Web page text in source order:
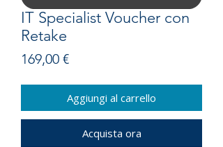
IT Specialist Voucher con
Retake
169,00 €Prezzo
Aggiungi al carrello
Acquista ora